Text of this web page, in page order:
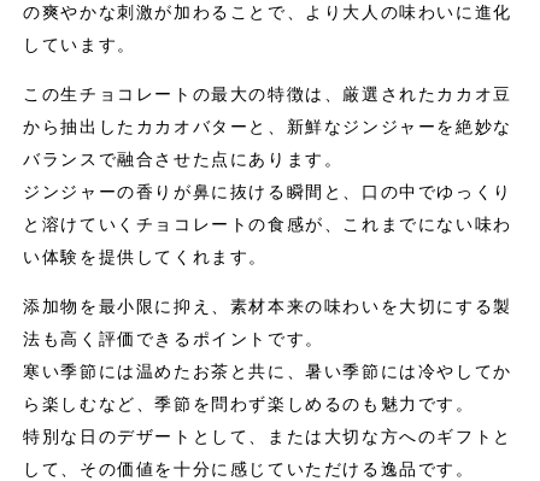
の爽やかな刺激が加わることで、より大人の味わいに進化
しています。
この生チョコレートの最大の特徴は、厳選されたカカオ豆
から抽出したカカオバターと、新鮮なジンジャーを絶妙な
バランスで融合させた点にあります。
ジンジャーの香りが鼻に抜ける瞬間と、口の中でゆっくり
と溶けていくチョコレートの食感が、これまでにない味わ
い体験を提供してくれます。
添加物を最小限に抑え、素材本来の味わいを大切にする製
法も高く評価できるポイントです。
寒い季節には温めたお茶と共に、暑い季節には冷やしてか
ら楽しむなど、季節を問わず楽しめるのも魅力です。
特別な日のデザートとして、または大切な方へのギフトと
して、その価値を十分に感じていただける逸品です。